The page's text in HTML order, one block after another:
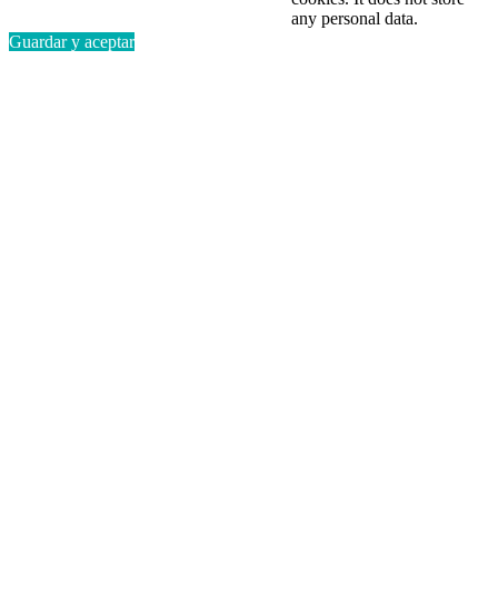
any personal data.
Guardar y aceptar